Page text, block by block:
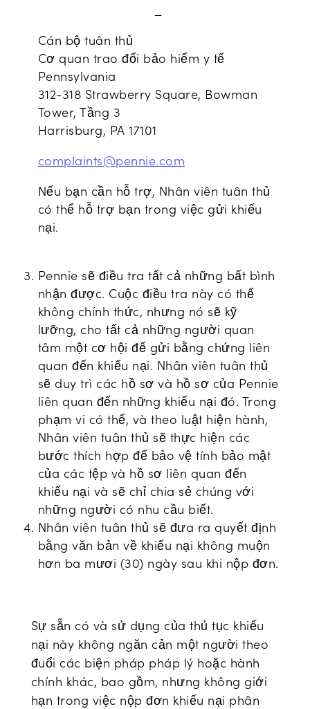
Cán bộ tuân thủ
Cơ quan trao đổi bảo hiểm y tế
Pennsylvania
312-318 Strawberry Square, Bowman
Tower, Tầng 3
Harrisburg, PA 17101
complaints@pennie.com
Nếu bạn cần hỗ trợ, Nhân viên tuân thủ
có thể hỗ trợ bạn trong việc gửi khiếu
nại.
Pennie sẽ điều tra tất cả những bất bình
nhận được. Cuộc điều tra này có thể
không chính thức, nhưng nó sẽ kỹ
lưỡng, cho tất cả những người quan
tâm một cơ hội để gửi bằng chứng liên
quan đến khiếu nại. Nhân viên tuân thủ
sẽ duy trì các hồ sơ và hồ sơ của Pennie
liên quan đến những khiếu nại đó. Trong
phạm vi có thể, và theo luật hiện hành,
Nhân viên tuân thủ sẽ thực hiện các
bước thích hợp để bảo vệ tính bảo mật
của các tệp và hồ sơ liên quan đến
khiếu nại và sẽ chỉ chia sẻ chúng với
những người có nhu cầu biết.
Nhân viên tuân thủ sẽ đưa ra quyết định
bằng văn bản về khiếu nại không muộn
hơn ba mươi (30) ngày sau khi nộp đơn.
Sự sẵn có và sử dụng của thủ tục khiếu
nại này không ngăn cản một người theo
đuổi các biện pháp pháp lý hoặc hành
chính khác, bao gồm, nhưng không giới
hạn trong việc nộp đơn khiếu nại phân